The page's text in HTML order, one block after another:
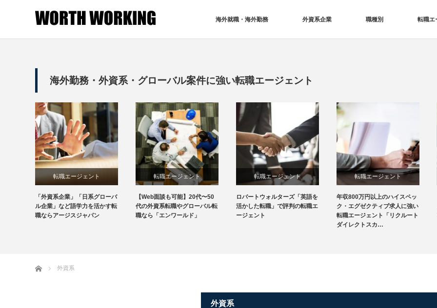
海外就職・海外勤務 外資系企業 職種別 転職エ
海外勤務・外資系・グローバル案件に強い転職エージェント
転職エージェント
「外資系企業」「日系グローバ
ル企業」など語学力を活かす転
職ならアージスジャパン
転職エージェント
【Web面談も可能】20代〜50
代の外資系転職やグローバル転
職なら「エンワールド」
転職エージェント
ロバートウォルターズ「英語を
活かした転職」で評判の転職エ
ージェント
転職エージェント
年収800万円以上のハイスペッ
ク・エグゼクティブ求人に強い
転職エージェント「リクルート
ダイレクトスカ…
ホーム 外資系
外資系